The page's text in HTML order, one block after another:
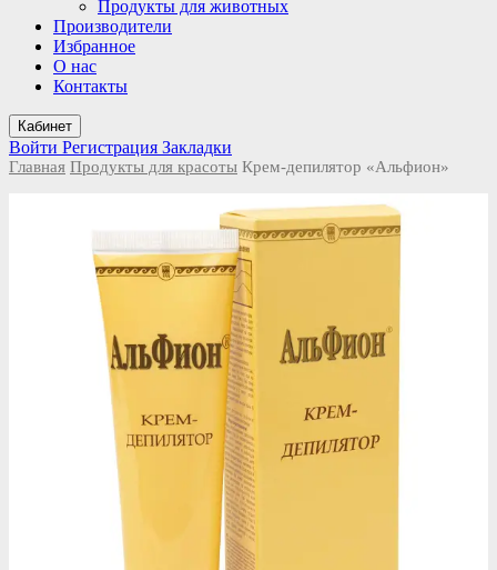
Продукты для животных
Производители
Избранное
О нас
Контакты
Кабинет
Войти Регистрация Закладки
Главная Продукты для красоты Крем-депилятор «Альфион»